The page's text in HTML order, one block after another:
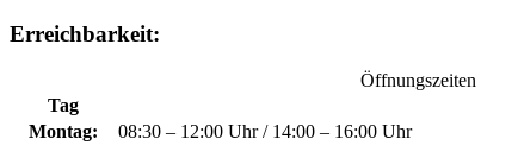
Erreichbarkeit:
Öffnungszeiten
Tag
Montag:
08:30 – 12:00 Uhr / 14:00 – 16:00 Uhr